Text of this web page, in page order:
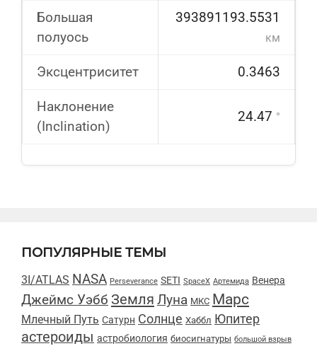
Большая
полуось
393891193.5531
км
Эксцентриситет 0.3463
Наклонение
(Inclination)
24.47 °
ПОПУЛЯРНЫЕ ТЕМЫ
3I/ATLAS NASA Perseverance SETI SpaceX Артемида Венера
Джеймс Уэбб Земля Луна МКС Марс
Млечный Путь Сатурн Солнце Хаббл Юпитер
астероиды астробиология биосигнатуры большой взрыв